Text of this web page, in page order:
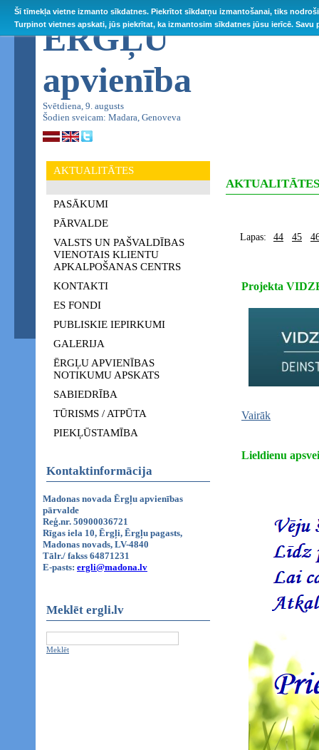
Šī tīmekļa vietne izmanto sīkdatnes. Piekrītot sīkdatņu izmantošanai, tiks
Turpinot vietnes apskati, jūs piekrītat, ka izmantosim sīkdatnes jūsu ierīcē.
ĒRGĻU
apvienība
Svētdiena, 9. augusts
Šodien sveicam: Madara, Genoveva
AKTUALITĀTES
PASĀKUMI
PĀRVALDE
VALSTS UN PAŠVALDĪBAS
VIENOTAIS KLIENTU
APKALPOŠANAS CENTRS
KONTAKTI
ES FONDI
PUBLISKIE IEPIRKUMI
GALERIJA
ĒRGĻU APVIENĪBAS
NOTIKUMU APSKATS
SABIEDRĪBA
TŪRISMS / ATPŪTA
PIEKĻŪSTAMĪBA
Kontaktinformācija
Madonas novada Ērgļu apvienības
pārvalde
Reģ.nr. 50900036721
Rīgas iela 10, Ērgļi, Ērgļu pagasts,
Madonas novads, LV-4840
Tālr./ fakss 64871231
E-pasts: ergli@madona.lv
Meklēt ergli.lv
Meklēt
AKTUALITĀTES
Lapas: 44 45
Projekta
Vairāk
Lieldienu